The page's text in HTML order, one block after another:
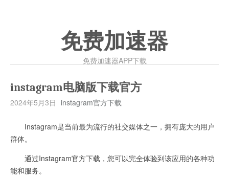
免费加速器
免费加速器APP下载
instagram电脑版下载官方
2024年5月3日 instagram官方下载
Instagram是当前最为流行的社交媒体之一，拥有庞大的用户
群体。
通过Instagram官方下载，您可以完全体验到该应用的各种功
能和服务。